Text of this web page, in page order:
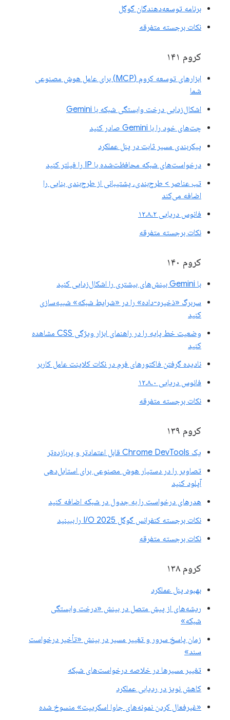
برنامه توسعه‌دهندگان گوگل
نکات برجسته متفرقه
کروم ۱۴۱
ابزارهای توسعه کروم (MCP) برای عامل هوش مصنوعی
شما
اشکال‌زدایی درخت وابستگی شبکه با Gemini
چت‌های خود را با Gemini صادر کنید
پیکربندی مسیر ثابت در پنل عملکرد
درخواست‌های شبکه محافظت‌شده با IP را فیلتر کنید
تب عناصر > طرح‌بندی، پشتیبانی از طرح‌بندی بنایی را
اضافه می‌کند
فانوس دریایی ۱۲.۸.۲
نکات برجسته متفرقه
کروم ۱۴۰
با Gemini بینش‌های بیشتری را اشکال‌زدایی کنید
سربرگ «ذخیره-داده» را در «شرایط شبکه» شبیه‌سازی
کنید
وضعیت خط پایه را در راهنمای ابزار ویژگی CSS مشاهده
کنید
نادیده گرفتن فاکتورهای فرم در نکات کلاینت عامل کاربر
فانوس دریایی ۱۲.۸.۰
نکات برجسته متفرقه
کروم ۱۳۹
یک Chrome DevTools قابل اعتمادتر و پربازده‌تر
تصاویر را در دستیار هوش مصنوعی برای استایل‌دهی
آپلود کنید
هدرهای درخواست را به جدول در شبکه اضافه کنید
نکات برجسته کنفرانس گوگل I/O 2025 را ببینید
نکات برجسته متفرقه
کروم ۱۳۸
بهبود پنل عملکرد
ریشه‌های از پیش متصل در بینش «درخت وابستگی
شبکه»
زمان پاسخ سرور و تغییر مسیر در بینش «تأخیر درخواست
سند»
تغییر مسیرها در خلاصه درخواست‌های شبکه
کاهش نویز در ردیابی عملکرد
«غیرفعال کردن نمونه‌های جاوا اسکریپت» منسوخ شده